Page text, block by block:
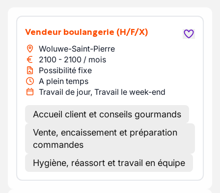
Vendeur boulangerie (H/F/X)
Woluwe-Saint-Pierre
2100 - 2100 / mois
Possibilité fixe
A plein temps
Travail de jour, Travail le week-end
Accueil client et conseils gourmands
Vente, encaissement et préparation
commandes
Hygiène, réassort et travail en équipe